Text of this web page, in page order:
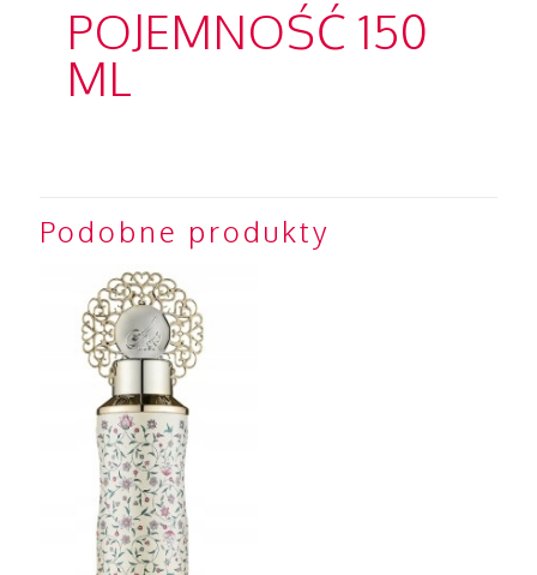
POJEMNOŚĆ 150
ML
Podobne produkty